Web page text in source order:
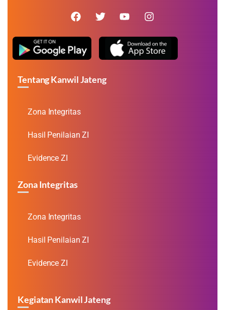
Tentang Kanwil Jateng
Zona Integritas
Hasil Penilaian ZI
Evidence ZI
Zona Integritas
Zona Integritas
Hasil Penilaian ZI
Evidence ZI
Kegiatan Kanwil Jateng